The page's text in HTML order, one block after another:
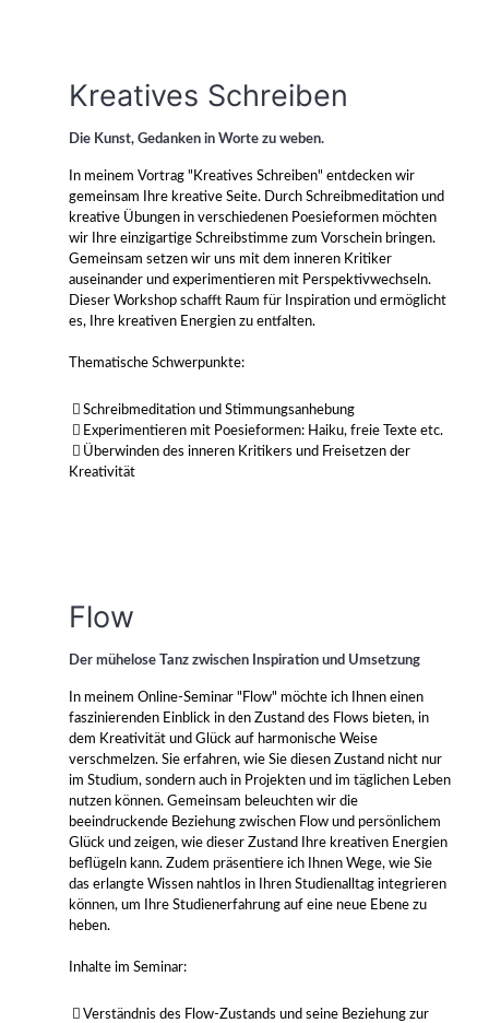
Kreatives Schreiben
Die Kunst, Gedanken in Worte zu weben.
In meinem Vortrag "Kreatives Schreiben" entdecken wir
gemeinsam Ihre kreative Seite. Durch Schreibmeditation und
kreative Übungen in verschiedenen Poesieformen möchten
wir Ihre einzigartige Schreibstimme zum Vorschein bringen.
Gemeinsam setzen wir uns mit dem inneren Kritiker
auseinander und experimentieren mit Perspektivwechseln.
Dieser Workshop schafft Raum für Inspiration und ermöglicht
es, Ihre kreativen Energien zu entfalten.
Thematische Schwerpunkte:
Schreibmeditation und Stimmungsanhebung
Experimentieren mit Poesieformen: Haiku, freie Texte etc.
Überwinden des inneren Kritikers und Freisetzen der
Kreativität
Flow
Der mühelose Tanz zwischen Inspiration und Umsetzung
In meinem Online-Seminar "Flow" möchte ich Ihnen einen
faszinierenden Einblick in den Zustand des Flows bieten, in
dem Kreativität und Glück auf harmonische Weise
verschmelzen. Sie erfahren, wie Sie diesen Zustand nicht nur
im Studium, sondern auch in Projekten und im täglichen Leben
nutzen können. Gemeinsam beleuchten wir die
beeindruckende Beziehung zwischen Flow und persönlichem
Glück und zeigen, wie dieser Zustand Ihre kreativen Energien
beflügeln kann. Zudem präsentiere ich Ihnen Wege, wie Sie
das erlangte Wissen nahtlos in Ihren Studienalltag integrieren
können, um Ihre Studienerfahrung auf eine neue Ebene zu
heben.
Inhalte im Seminar:
Verständnis des Flow-Zustands und seine Beziehung zur